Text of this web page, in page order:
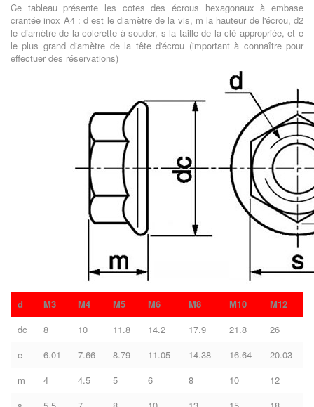
Ce tableau présente les cotes des écrous hexagonaux à embase
crantée inox A4 : d est le diamètre de la vis, m la hauteur de l'écrou, d2
le diamètre de la colerette à souder, s la taille de la clé appropriée, et e
le plus grand diamètre de la tête d'écrou (important à connaître pour
effectuer des réservations)
d M3 M4 M5 M6 M8 M10
M12
dc
8 10 11.8 14.2 17.9 21.8
26
e
6.01 7.66 8.79 11.05 14.38 16.64
20.03
m
4 4.5 5 6 8 10
12